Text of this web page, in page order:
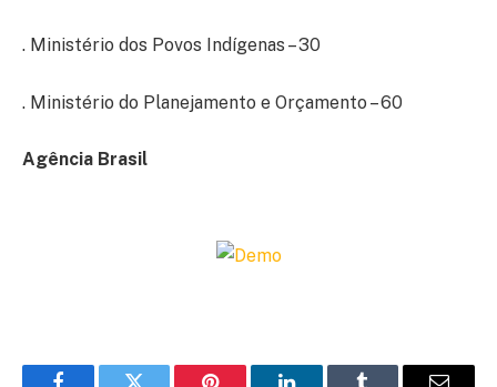
. Ministério dos Povos Indígenas – 30
. Ministério do Planejamento e Orçamento – 60
Agência Brasil